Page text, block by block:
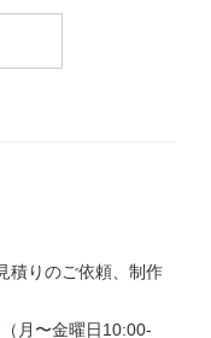
積りのご依頼、制作
（月〜金曜日10:00-